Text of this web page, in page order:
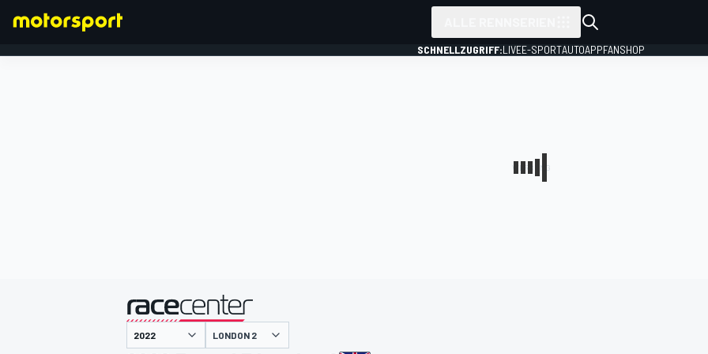
SCHNELLZUGRIFF:LIVEE-SPORTAUTOAPPFANSHOP
LONDON 2